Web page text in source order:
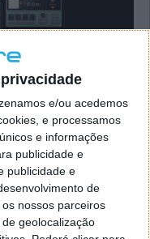
e/ou acedemos
e processamos
e informações
publicidade e
publicidade e
de
nossos parceiros
geolocalização
poupa aos
graças ao